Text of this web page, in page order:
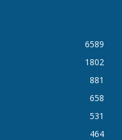
6589
1802
881
658
531
464